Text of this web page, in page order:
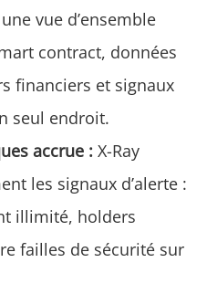
vue d’ensemble
contract, données
financiers et signaux
seul endroit.
accrue : X-Ray
les signaux d’alerte :
illimité, holders
failles de sécurité sur